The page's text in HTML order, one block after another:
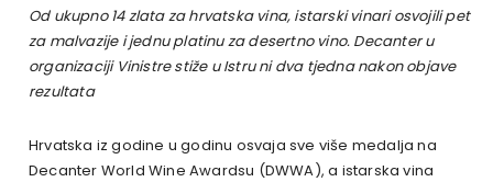
Od ukupno 14 zlata za hrvatska vina, istarski vinari osvojili pet
za malvazije i jednu platinu za desertno vino. Decanter u
organizaciji Vinistre stiže u Istru ni dva tjedna nakon objave
rezultata
Hrvatska iz godine u godinu osvaja sve više medalja na
Decanter World Wine Awardsu (DWWA), a istarska vina